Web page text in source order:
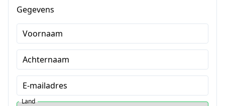
Gegevens
Voornaam
Achternaam
E-mailadres
Land